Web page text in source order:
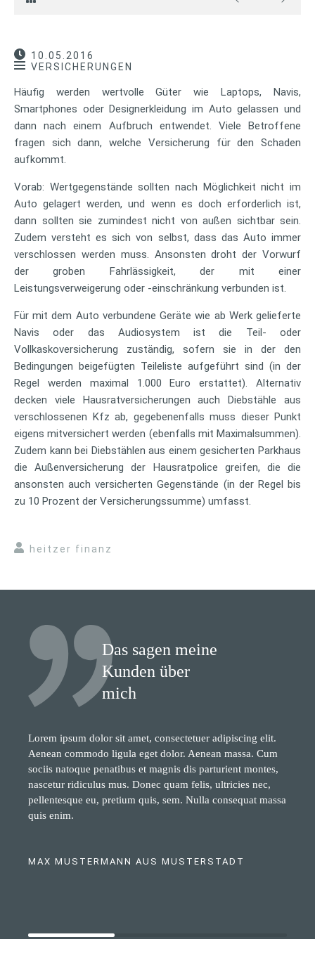
10.05.2016
VERSICHERUNGEN
Häufig werden wertvolle Güter wie Laptops, Navis,
Smartphones oder Designerkleidung im Auto gelassen und
dann nach einem Aufbruch entwendet. Viele Betroffene
fragen sich dann, welche Versicherung für den Schaden
aufkommt.
Vorab: Wertgegenstände sollten nach Möglichkeit nicht im
Auto gelagert werden, und wenn es doch erforderlich ist,
dann sollten sie zumindest nicht von außen sichtbar sein.
Zudem versteht es sich von selbst, dass das Auto immer
verschlossen werden muss. Ansonsten droht der Vorwurf
der groben Fahrlässigkeit, der mit einer
Leistungsverweigerung oder -einschränkung verbunden ist.
Für mit dem Auto verbundene Geräte wie ab Werk gelieferte
Navis oder das Audiosystem ist die Teil- oder
Vollkaskoversicherung zuständig, sofern sie in der den
Bedingungen beigefügten Teileliste aufgeführt sind (in der
Regel werden maximal 1.000 Euro erstattet). Alternativ
decken viele Hausratversicherungen auch Diebstähle aus
verschlossenen Kfz ab, gegebenenfalls muss dieser Punkt
eigens mitversichert werden (ebenfalls mit Maximalsummen).
Zudem kann bei Diebstählen aus einem gesicherten Parkhaus
die Außenversicherung der Hausratpolice greifen, die die
ansonsten auch versicherten Gegenstände (in der Regel bis
zu 10 Prozent der Versicherungssumme) umfasst.
heitzer finanz
Das sagen meine
Kunden über
mich
Lorem ipsum dolor sit amet, consectetuer adipiscing elit.
Aenean commodo ligula eget dolor. Aenean massa. Cum
sociis natoque penatibus et magnis dis parturient montes,
nascetur ridiculus mus. Donec quam felis, ultricies nec,
pellentesque eu, pretium quis, sem. Nulla consequat massa
quis enim.
MAX MUSTERMANN AUS MUSTERSTADT